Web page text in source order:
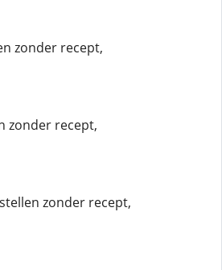
zonder recept,
zonder recept,
zonder recept,